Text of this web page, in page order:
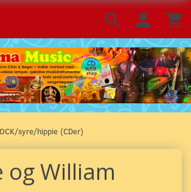
syre/hippie (CDer)
og William